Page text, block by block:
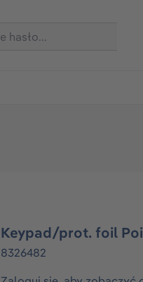
Keypad/prot. foil
8326482